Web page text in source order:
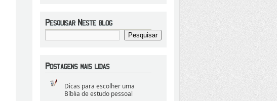
Dicas para escolher uma
Bíblia de estudo pessoal